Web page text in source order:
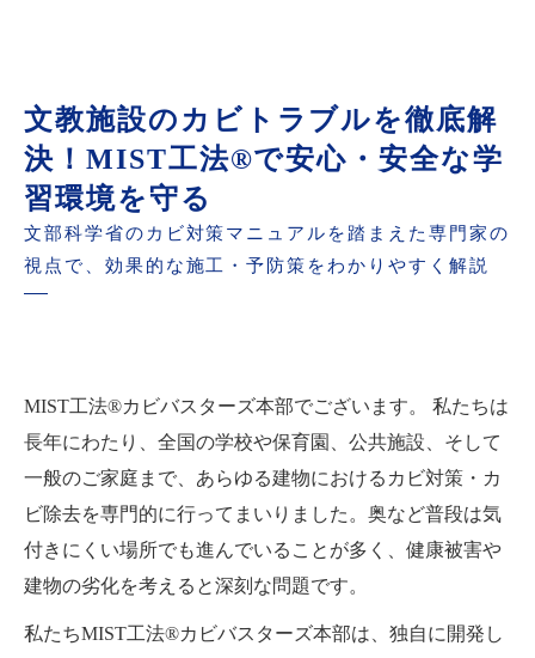
文教施設のカビトラブルを徹底解
決！MIST工法®で安心・安全な学
習環境を守る
文部科学省のカビ対策マニュアルを踏まえた専門家の
視点で、効果的な施工・予防策をわかりやすく解説
MIST工法®カビバスターズ本部でございます。 私たちは
長年にわたり、全国の学校や保育園、公共施設、そして
一般のご家庭まで、あらゆる建物におけるカビ対策・カ
ビ除去を専門的に行ってまいりました。奥など普段は気
付きにくい場所でも進んでいることが多く、健康被害や
建物の劣化を考えると深刻な問題です。
私たちMIST工法®カビバスターズ本部は、独自に開発し